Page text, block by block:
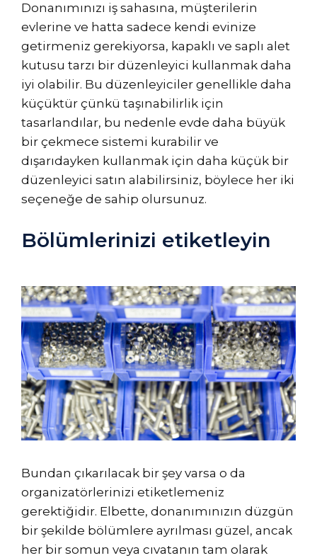
Donanımınızı iş sahasına, müşterilerin
evlerine ve hatta sadece kendi evinize
getirmeniz gerekiyorsa, kapaklı ve saplı alet
kutusu tarzı bir düzenleyici kullanmak daha
iyi olabilir. Bu düzenleyiciler genellikle daha
küçüktür çünkü taşınabilirlik için
tasarlandılar, bu nedenle evde daha büyük
bir çekmece sistemi kurabilir ve
dışarıdayken kullanmak için daha küçük bir
düzenleyici satın alabilirsiniz, böylece her iki
seçeneğe de sahip olursunuz.
Bölümlerinizi etiketleyin
Bundan çıkarılacak bir şey varsa o da
organizatörlerinizi etiketlemeniz
gerektiğidir. Elbette, donanımınızın düzgün
bir şekilde bölümlere ayrılması güzel, ancak
her bir somun veya cıvatanın tam olarak